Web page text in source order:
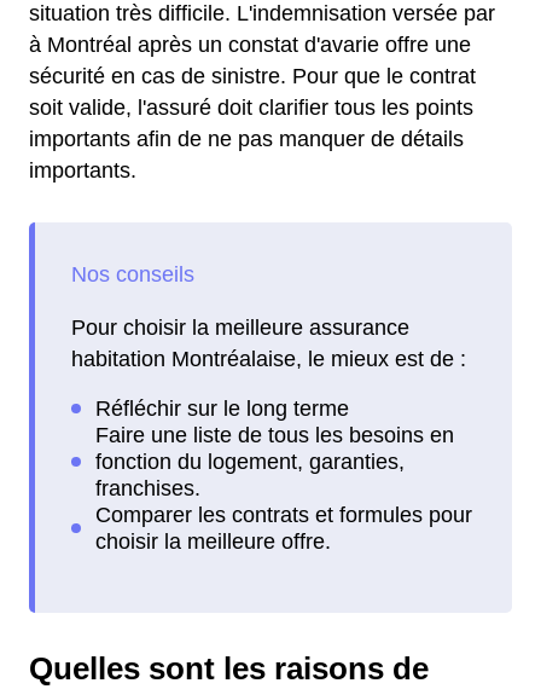
situation très difficile. L'indemnisation versée par
à Montréal après un constat d'avarie offre une
sécurité en cas de sinistre. Pour que le contrat
soit valide, l'assuré doit clarifier tous les points
importants afin de ne pas manquer de détails
importants.
Pour choisir la meilleure assurance
habitation Montréalaise, le mieux est de :
Quelles sont les raisons de